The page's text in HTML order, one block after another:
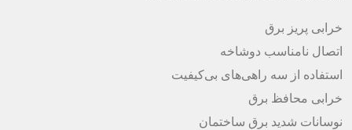
خرابی پریز برق
اتصال نامناسب دوشاخه
استفاده از سه راهی‌های بی‌کیفیت
خرابی محافظ برق
نوسانات شدید برق ساختمان